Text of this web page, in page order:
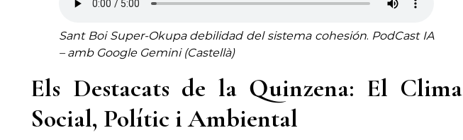
Sant Boi Super-Okupa debilidad del sistema cohesión. PodCast IA
– amb Google Gemini (Castellà)
Els Destacats de la Quinzena: El Clima
Social, Polític i Ambiental